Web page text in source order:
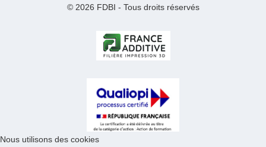
© 2026 FDBI - Tous droits réservés
Nous utilisons des cookies